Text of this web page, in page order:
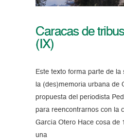
Caracas de
(IX)
Este texto forma parte de la
la (des)memoria urbana de
propuesta del periodista
para reencontrarnos con la
García Otero Hace cosa de
una